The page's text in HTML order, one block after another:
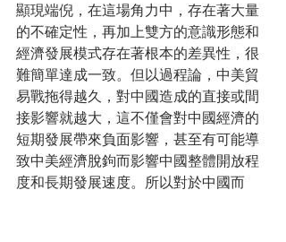
顯現端倪，在這場角力中，存在著大量
的不確定性，再加上雙方的意識形態和
經濟發展模式存在著根本的差異性，很
難簡單達成一致。但以過程論，中美貿
易戰拖得越久，對中國造成的直接或間
接影響就越大，這不僅會對中國經濟的
短期發展帶來負面影響，甚至有可能導
致中美經濟脫鉤而影響中國整體開放程
度和長期發展速度。所以對於中國而